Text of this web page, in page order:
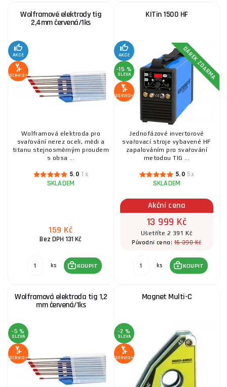
SKLADEM
Trubičkový svářecí drát 0,9 mm/1 kg
SKLADEM ks KOUPIT 216 Kč
Elektrody na nerez OK 63.30 Ø 2,5 mm/1ks
29 Kč
Kontaktní trubička 0,9 mm - závit M6, 6x25 mm, Cu
17 Kč
Wolframové elektrody tig 3,2 mm zlatá/1ks
SKLADEM ks 240 Kč
Těsnění pro redukční ventily univerzální
SKLADEM ks 19 Kč
Wolframové elektrody tig
2,4mm červená/1ks
AKCE
SERVIS+
Wolframová elektroda pro
svařování nerez oceli, mědi a
titanu stejnosměrným proudem
s obsa ...
5.0 1x
SKLADEM
159 Kč
Bez DPH 131 Kč
ks KOUPIT
KITin 1500 HF
AKCE
-15 %
SLEVA
SERVIS+
DÁREK ZDARMA
Jednofázové invertorové
svařovací stroje vybavené HF
zapalováním pro svařování
metodou TIG ...
5.0 5x
SKLADEM
Akční cena
13 999 Kč
Ušetříte 2 391 Kč
Původní cena:16 390 Kč
ks KOUPIT
Wolframová elektroda tig 1,2
mm červená/1ks
-5 %
SLEVA
SERVIS+
Magnet Multi-C
-2 %
SLEVA
SERVIS+